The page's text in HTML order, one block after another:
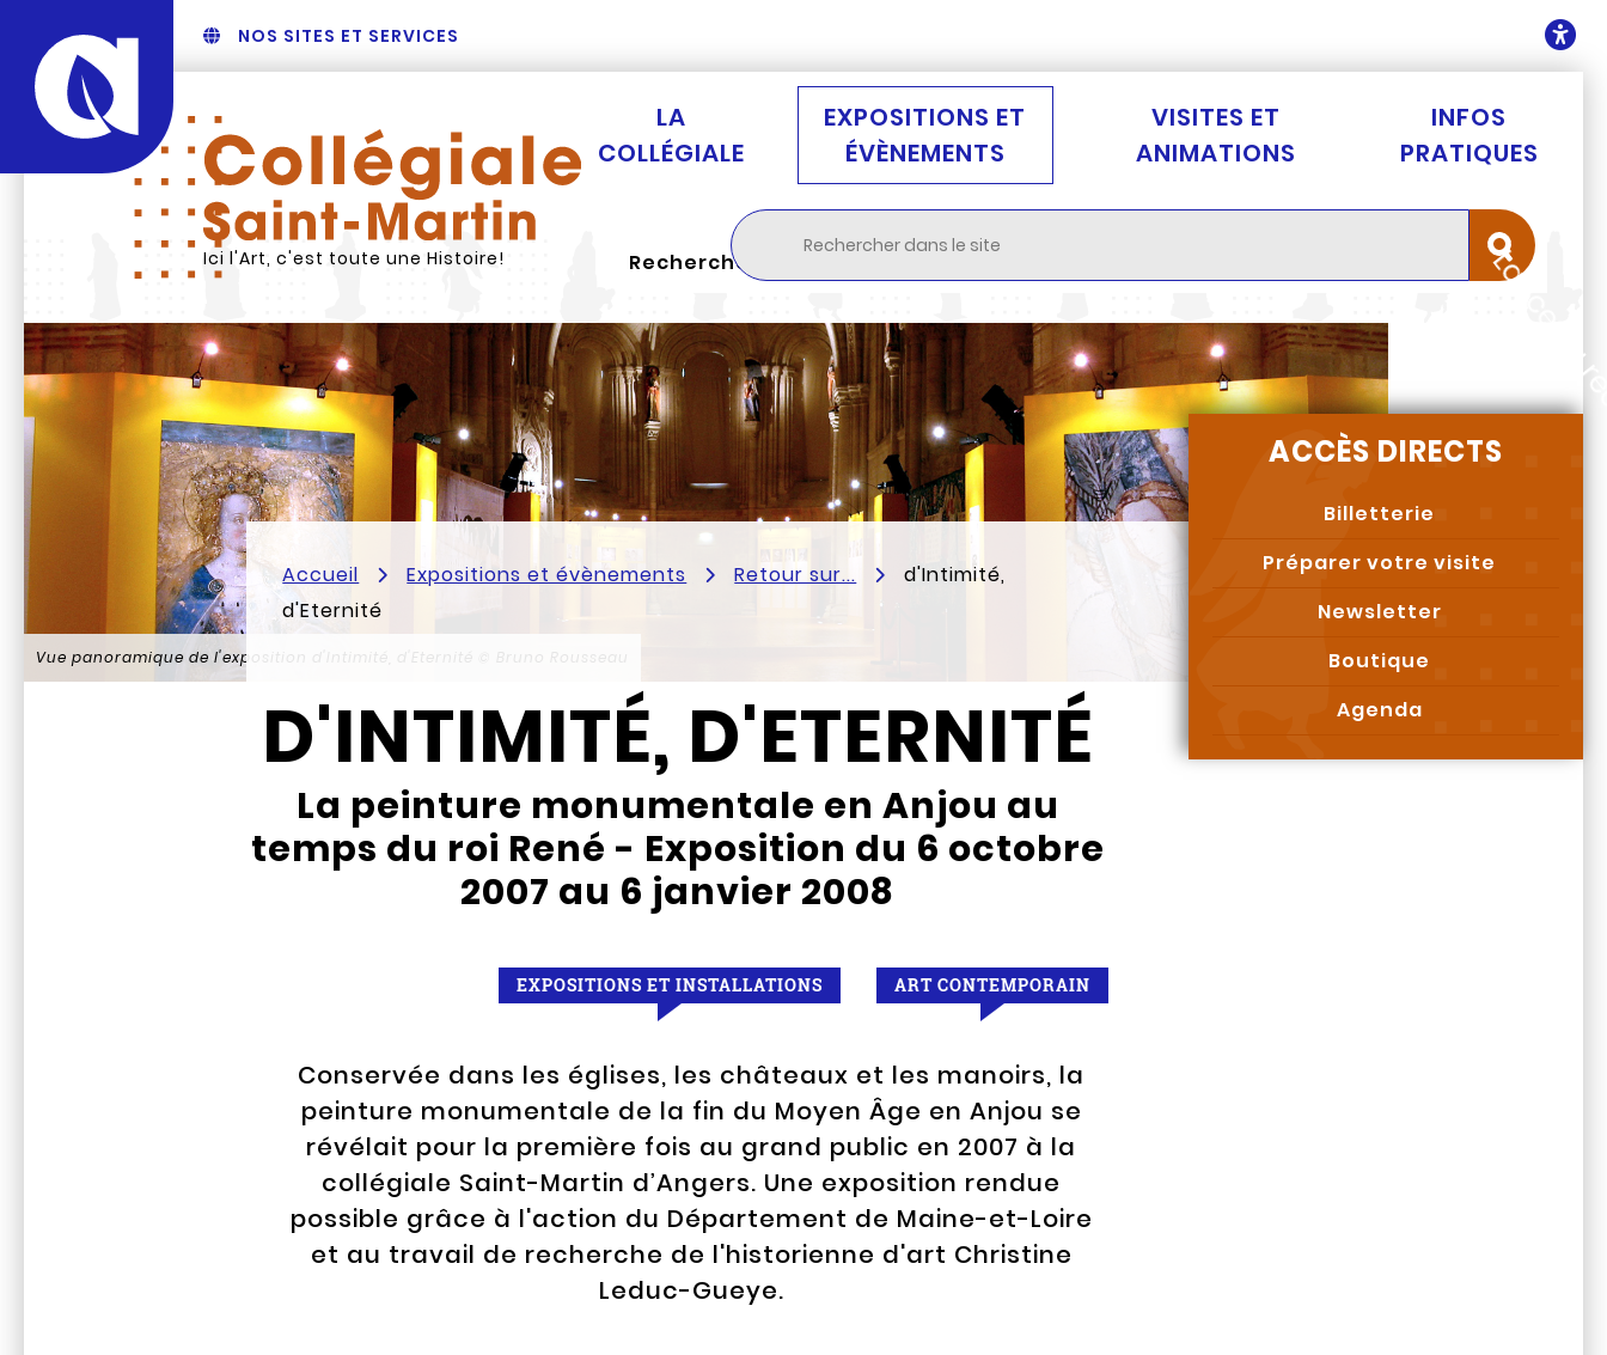
NOS SITES ET SERVICES
Ici l'Art, c'est toute une Histoire!
LA
COLLÉGIALE
EXPOSITIONS ET
ÉVÈNEMENTS
VISITES ET
ANIMATIONS
INFOS
PRATIQUES
Rechercher
Vue panoramique de l'exposition d'Intimité, d'Eternité
Accueil Expositions et évènements Retour sur...
d'Intimité,
d'Eternité
D'INTIMITÉ, D'ETERNITÉ
La peinture monumentale en Anjou au
temps du roi René - Exposition du 6 octobre
2007 au 6 janvier 2008
EXPOSITIONS ET INSTALLATIONS ART CONTEMPORAIN
Conservée dans les églises, les châteaux et les manoirs, la
peinture monumentale de la fin du Moyen Âge en Anjou se
révélait pour la première fois au grand public en 2007 à la
collégiale Saint-Martin d’Angers. Une exposition rendue
possible grâce à l'action du Département de Maine-et-Loire
et au travail de recherche de l'historienne d'art Christine
Leduc-Gueye.
ACCÈS DIRECTS
Billetterie
Préparer votre visite
Newsletter
Boutique
Agenda